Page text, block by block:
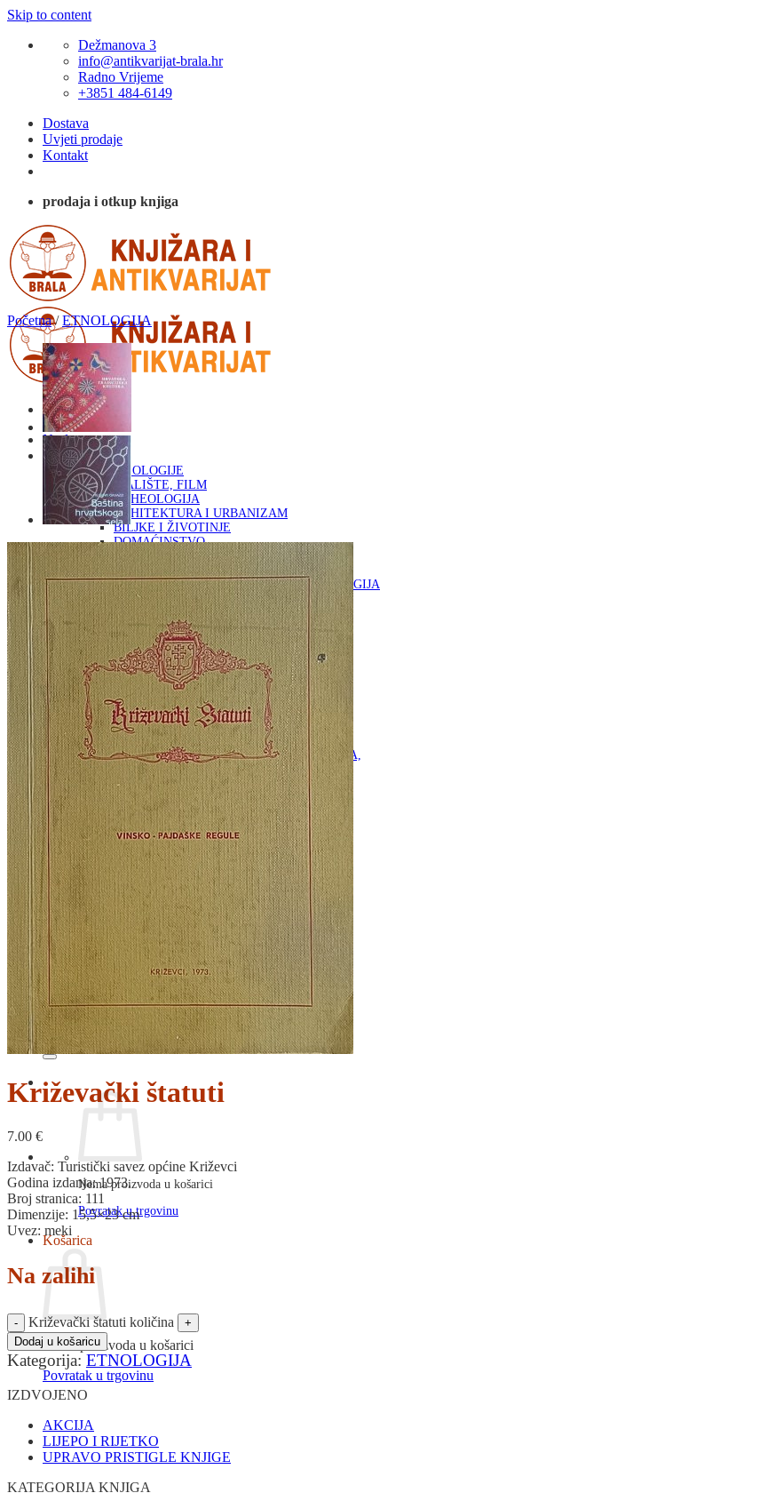
Skip to content
Dežmanova 3
info@antikvarijat-brala.hr
Radno Vrijeme
+3851 484-6149
Dostava
Uvjeti prodaje
Kontakt
prodaja i otkup knjiga
Naslovna
KNJIGE
OD ARHEOLOGIJE
DO KAZALIŠTE, FILM
ARHEOLOGIJA
ARHITEKTURA I URBANIZAM
BILJKE I ŽIVOTINJE
DOMAĆINSTVO
ENCIKLOPEDIJE I LEKSIKONI
ETNOLOGIJA
FILOZOFIJA, SOCIOLOGIJA, ANTROPOLOGIJA
FOTOGRAFIJA
GLAZBENA UMJETNOST
KAZALIŠTE, FILM
OD KNJIŽEVNOST
DO RELIGIJA
KNJIŽEVNOST
LIKOVNA UMJETNOST
LJEKOVITO BILJE I ZDRAVLJE
MITOLOGIJA
POVIJEST I PUBLICISTIKA
PRIRODNE ZNANOSTI
PSIHOLOGIJA, POPULARNA PSIHOLOGIJA,
ALTERNATIVA
RAZNO
RELIGIJA
OD RJEČNIKA
DO ZEMLJOVIDA
RJEČNICI, GRAMATIKE, PRAVOPISI…
ŠAH
SPORT
STRIPOVI
TEHNIČKE ZNANOSTI
TEORIJA I POVIJEST KNJIŽEVNOSTI
VEDUTE
ZAGREB
ZEMLJOVIDI
Otkup knjiga
O nama
Novosti
AKCIJA
Pretraži:
Nema proizvoda u košarici
Povratak u trgovinu
Košarica
Nema proizvoda u košarici
Povratak u trgovinu
Početna / ETNOLOGIJA
Križevački štatuti
7.00 €
Izdavač: Turistički savez općine Križevci
Godina izdanja: 1973.
Broj stranica: 111
Dimenzije: 15,5×23 cm
Uvez: meki
Na zalihi
Križevački štatuti količina
Dodaj u košaricu
Kategorija: ETNOLOGIJA
IZDVOJENO
AKCIJA
LIJEPO I RIJETKO
UPRAVO PRISTIGLE KNJIGE
KATEGORIJA KNJIGA